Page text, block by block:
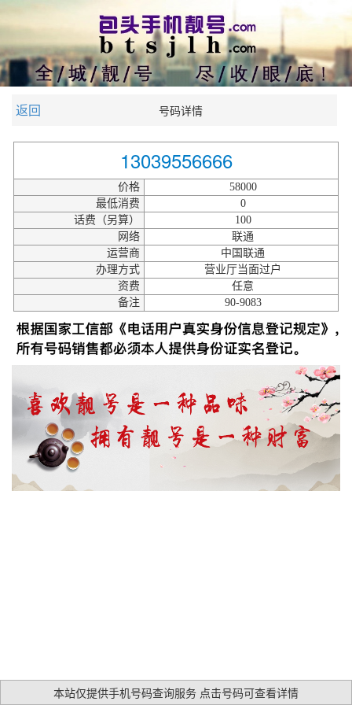
返回 号码详情
13039556666
价格
58000
最低消费
0
话费（另算）
100
网络
联通
运营商
中国联通
办理方式
营业厅当面过户
资费
任意
备注
90-9083
本站仅提供手机号码查询服务 点击号码可查看详情